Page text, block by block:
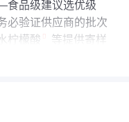
食品级建议选优级
必验证供应商的批次
柠檬酸
等提供寄样